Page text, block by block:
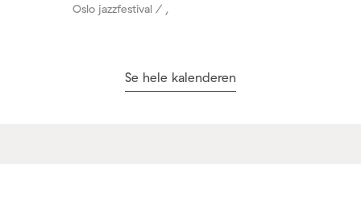
Oslo jazzfestival / ,
Se hele kalenderen